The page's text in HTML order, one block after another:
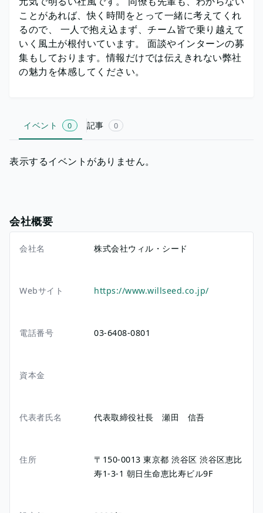
ことがあれば、快く時間をとって一緒に考えてくれ
るので、 一人で抱え込まず、チーム皆で乗り越えて
いく風土が根付いています。 面談やインターンの募
集もしております。情報だけでは伝えきれない弊社
の魅力を体感してください。
イベント 0 記事 0
表示するイベントがありません。
会社概要
会社名 株式会社ウィル・シード
Webサイト https://www.willseed.co.jp/
電話番号 03-6408-0801
資本金
代表者氏名 代表取締役社長 瀬田 信吾
住所 〒150-0013東京都渋谷区 渋谷区恵比
寿1-3-1 朝日生命恵比寿ビル9F